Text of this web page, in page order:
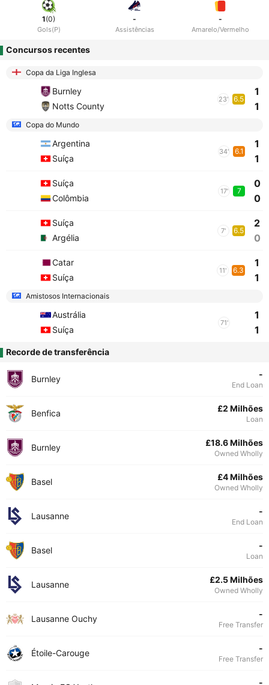
1(0)
Gols(P)
-
Assistências
-
Amarelo/Vermelho
Concursos recentes
Copa da Liga Inglesa
Burnley
Notts County
23' 6.5
1
1
Copa do Mundo
Argentina
Suíça
34' 6.1
1
1
Suíça
Colômbia
17' 7
0
0
Suíça
Argélia
7' 6.5
2
0
Catar
Suíça
11' 6.3
1
1
Amistosos Internacionais
Austrália
Suíça
71'
1
1
Recorde de transferência
Burnley -
End Loan
Benfica £2 Milhões
Loan
Burnley £18.6 Milhões
Owned Wholly
Basel £4 Milhões
Owned Wholly
Lausanne -
End Loan
Basel -
Loan
Lausanne £2.5 Milhões
Owned Wholly
Lausanne Ouchy -
Free Transfer
Étoile-Carouge -
Free Transfer
-